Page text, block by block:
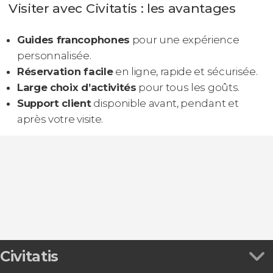
Visiter avec Civitatis : les avantages
Guides francophones pour une expérience
personnalisée.
Réservation facileen ligne, rapide et sécurisée.
Large choix d’activités pour tous les goûts.
Support clientdisponible avant, pendant et
après votre visite.
Civitatis